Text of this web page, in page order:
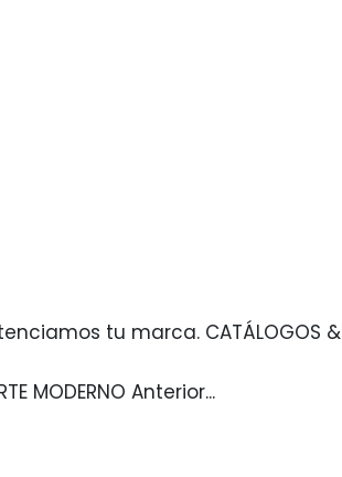
tu marca. CATÁLOGOS &
MODERNO Anterior...